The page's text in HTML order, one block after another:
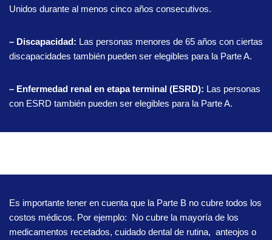
Unidos durante al menos cinco años consecutivos.
– Discapacidad: Las personas menores de 65 años con ciertas
discapacidades también pueden ser elegibles para la Parte A.
– Enfermedad renal en etapa terminal (ESRD): Las personas
con ESRD también pueden ser elegibles para la Parte A.
Es importante tener en cuenta que la Parte B no cubre todos los
costos médicos. Por ejemplo: No cubre la mayoría de los
medicamentos recetados, cuidado dental de rutina, anteojos o